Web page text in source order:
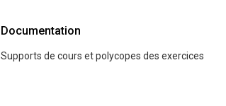
Documentation
Supports de cours et polycopes des exercices